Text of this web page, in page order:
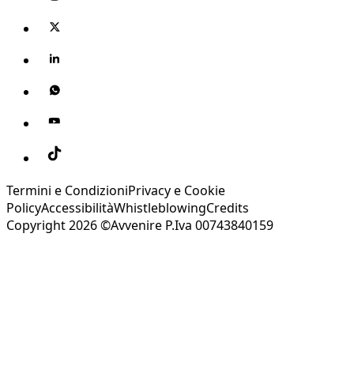
Termini e CondizioniPrivacy e Cookie
PolicyAccessibilitàWhistleblowingCredits
Copyright 2026 ©Avvenire P.Iva 00743840159